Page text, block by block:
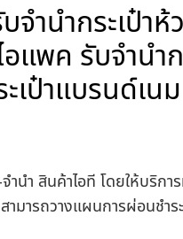
ำนำกระเป๋า
แพค รับจำน
เป๋าแบรนด์เนม
ำ สินค้าไอที โดยให้บริกา
มารถวางแผนการผ่อนชำ